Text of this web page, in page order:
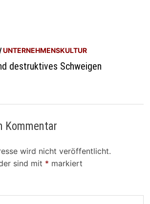
/UNTERNEHMENSKULTUR
destruktives Schweigen
Kommentar
wird nicht veröffentlicht.
sind mit * markiert